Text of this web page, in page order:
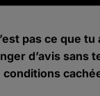
pas ce que
d’avis sans
conditions